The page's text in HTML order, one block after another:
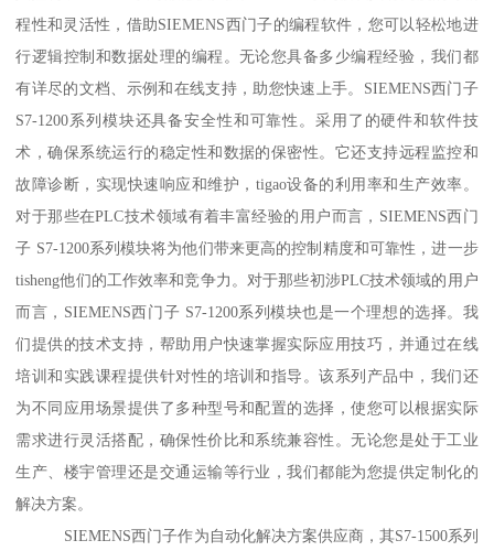
程性和灵活性，借助SIEMENS西门子的编程软件，您可以轻松地进
行逻辑控制和数据处理的编程。无论您具备多少编程经验，我们都
有详尽的文档、示例和在线支持，助您快速上手。SIEMENS西门子
S7-1200系列模块还具备安全性和可靠性。采用了的硬件和软件技
术，确保系统运行的稳定性和数据的保密性。它还支持远程监控和
故障诊断，实现快速响应和维护，tigao设备的利用率和生产效率。
对于那些在PLC技术领域有着丰富经验的用户而言，SIEMENS西门
子 S7-1200系列模块将为他们带来更高的控制精度和可靠性，进一步
tisheng他们的工作效率和竞争力。对于那些初涉PLC技术领域的用户
而言，SIEMENS西门子 S7-1200系列模块也是一个理想的选择。我
们提供的技术支持，帮助用户快速掌握实际应用技巧，并通过在线
培训和实践课程提供针对性的培训和指导。该系列产品中，我们还
为不同应用场景提供了多种型号和配置的选择，使您可以根据实际
需求进行灵活搭配，确保性价比和系统兼容性。无论您是处于工业
生产、楼宇管理还是交通运输等行业，我们都能为您提供定制化的
解决方案。
SIEMENS西门子作为自动化解决方案供应商，其S7-1500系列